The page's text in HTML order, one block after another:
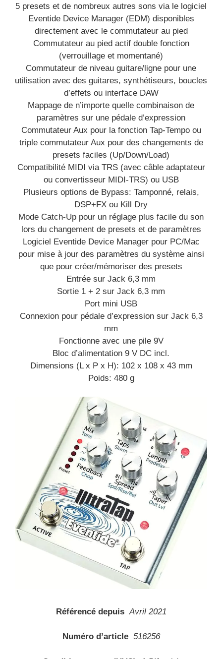
5 presets et de nombreux autres sons via le logiciel
Eventide Device Manager (EDM) disponibles
directement avec le commutateur au pied
Commutateur au pied actif double fonction
(verrouillage et momentané)
Commutateur de niveau guitare/ligne pour une
utilisation avec des guitares, synthétiseurs, boucles
d’effets ou interface DAW
Mappage de n’importe quelle combinaison de
paramètres sur une pédale d’expression
Commutateur Aux pour la fonction Tap-Tempo ou
triple commutateur Aux pour des changements de
presets faciles (Up/Down/Load)
Compatibilité MIDI via TRS (avec câble adaptateur
ou convertisseur MIDI-TRS) ou USB
Plusieurs options de Bypass: Tamponné, relais,
DSP+FX ou Kill Dry
Mode Catch-Up pour un réglage plus facile du son
lors du changement de presets et de paramètres
Logiciel Eventide Device Manager pour PC/Mac
pour mise à jour des paramètres du système ainsi
que pour créer/mémoriser des presets
Entrée sur Jack 6,3 mm
Sortie 1 + 2 sur Jack 6,3 mm
Port mini USB
Connexion pour pédale d’expression sur Jack 6,3
mm
Fonctionne avec une pile 9V
Bloc d’alimentation 9 V DC incl.
Dimensions (L x P x H): 102 x 108 x 43 mm
Poids: 480 g
Référencé depuis Avril 2021
Numéro d’article 516256